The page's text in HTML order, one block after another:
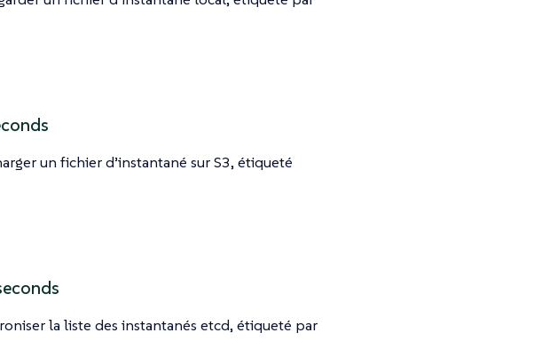
un fichier d’instantané sur S3, étiqueté
la liste des instantanés etcd, étiqueté par